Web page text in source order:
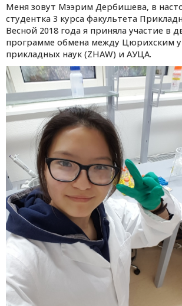
Меня зовут Мээрим Дербишева, в
студентка 3 курса факультета
Весной 2018 года я приняла участие в
программе обмена между Цюрихским
прикладных наук (ZHAW) и АУЦА.